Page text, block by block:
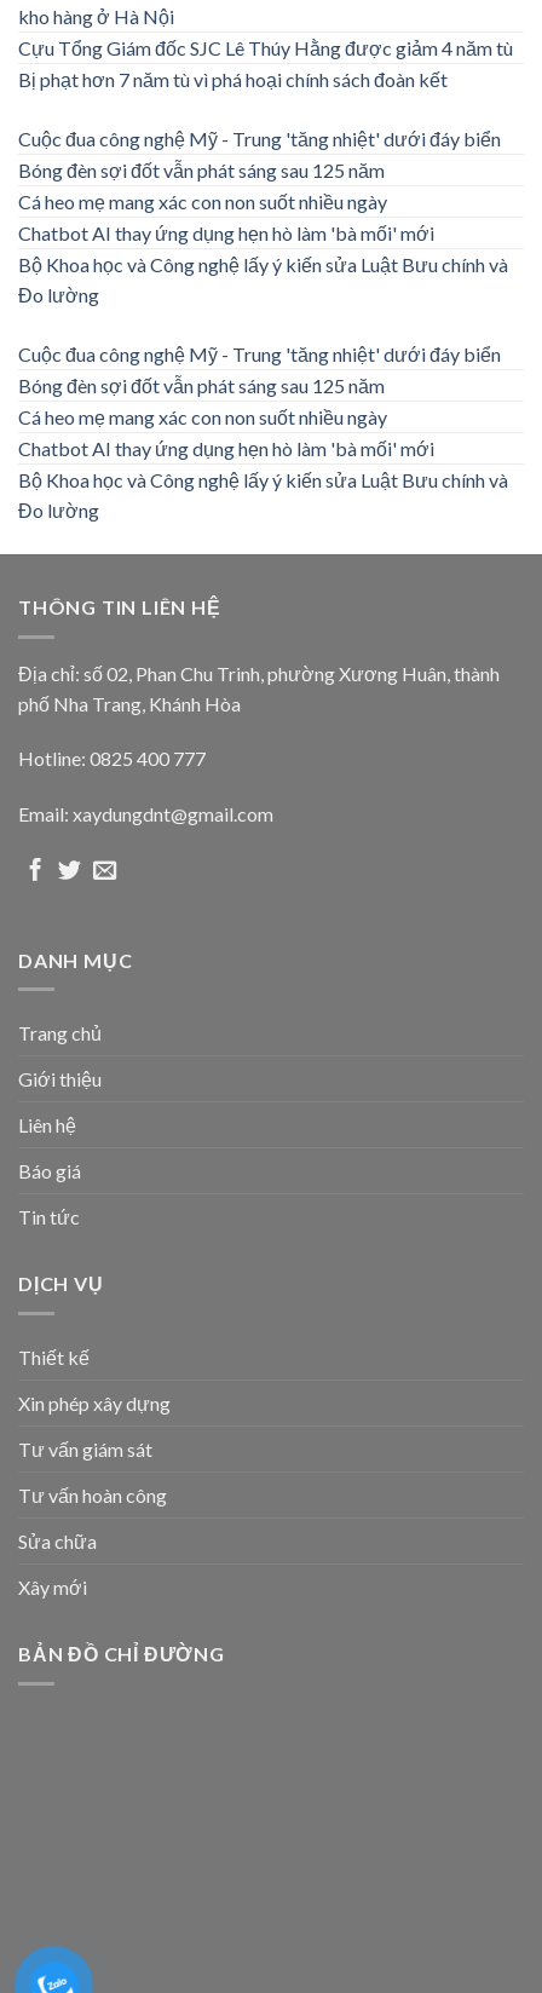
kho hàng ở Hà Nội
Cựu Tổng Giám đốc SJC Lê Thúy Hằng được giảm 4 năm tù
Bị phạt hơn 7 năm tù vì phá hoại chính sách đoàn kết
Cuộc đua công nghệ Mỹ - Trung 'tăng nhiệt' dưới đáy biển
Bóng đèn sợi đốt vẫn phát sáng sau 125 năm
Cá heo mẹ mang xác con non suốt nhiều ngày
Chatbot AI thay ứng dụng hẹn hò làm 'bà mối' mới
Bộ Khoa học và Công nghệ lấy ý kiến sửa Luật Bưu chính và
Đo lường
Cuộc đua công nghệ Mỹ - Trung 'tăng nhiệt' dưới đáy biển
Bóng đèn sợi đốt vẫn phát sáng sau 125 năm
Cá heo mẹ mang xác con non suốt nhiều ngày
Chatbot AI thay ứng dụng hẹn hò làm 'bà mối' mới
Bộ Khoa học và Công nghệ lấy ý kiến sửa Luật Bưu chính và
Đo lường
THÔNG TIN LIÊN HỆ
Địa chỉ: số 02, Phan Chu Trinh, phường Xương Huân, thành
phố Nha Trang, Khánh Hòa
Hotline: 0825 400 777
Email: xaydungdnt@gmail.com
DANH MỤC
Trang chủ
Giới thiệu
Liên hệ
Báo giá
Tin tức
DỊCH VỤ
Thiết kế
Xin phép xây dựng
Tư vấn giám sát
Tư vấn hoàn công
Sửa chữa
Xây mới
BẢN ĐỒ CHỈ ĐƯỜNG